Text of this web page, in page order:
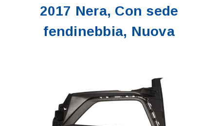
2017 Nera, Con sede
fendinebbia, Nuova